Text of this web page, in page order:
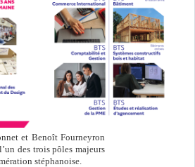
et Benoît Fourneyron
des trois pôles majeurs
stéphanoise.